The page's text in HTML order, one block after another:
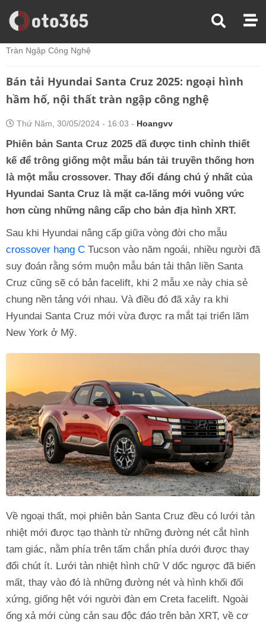
Trang Chủ
Tin Xe
Tràn Ngập Công Nghệ
Bán tải Hyundai Santa Cruz 2025: ngoại hình
hầm hố, nội thất tràn ngập công nghệ
Thứ Năm, 30/05/2024 - 16:03 - Hoangvv
Phiên bản Santa Cruz 2025 đã được tinh chỉnh thiết
kế để trông giống một mẫu bán tải truyền thống hơn
là một mẫu crossover. Thay đổi đáng chú ý nhất của
Hyundai Santa Cruz là mặt ca-lăng mới vuông vức
hơn cùng những nâng cấp cho bản địa hình XRT.
Sau khi Hyundai nâng cấp giữa vòng đời cho mẫu
crossover hạng C Tucson vào năm ngoái, nhiều người đã
suy đoán rằng sớm muộn mẫu bán tải thân liền Santa
Cruz cũng sẽ có bản facelift, khi 2 mẫu xe này chia sẻ
chung nền tảng với nhau. Và điều đó đã xảy ra khi
Hyundai Santa Cruz mới vừa được ra mắt tại triển lãm
New York ở Mỹ.
Về ngoại thất, mọi phiên bản Santa Cruz đều có lưới tản
nhiệt mới được tạo thành từ những đường nét cắt hình
tam giác, nằm phía trên tấm chắn phía dưới được thay
đổi chút ít. Lưới tản nhiệt hình chữ V dốc ngược đã biến
mất, thay vào đó là những đường nét và hình khối đối
xứng, giống hệt với người đàn em Creta facelift. Ngoài
ống xả mới cùng cản sau độc đáo trên bản XRT, về cơ